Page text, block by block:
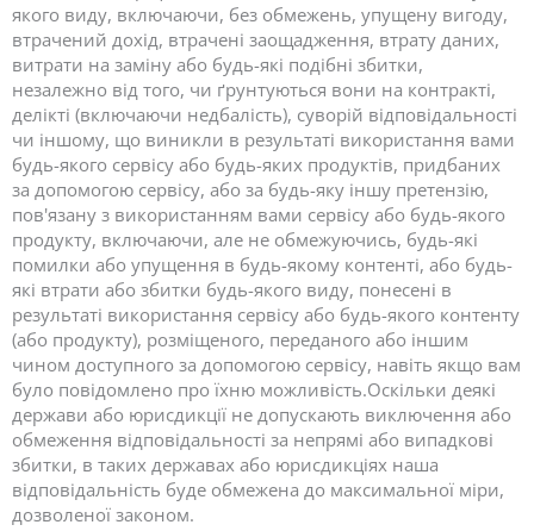
якого виду, включаючи, без обмежень, упущену вигоду,
втрачений дохід, втрачені заощадження, втрату даних,
витрати на заміну або будь-які подібні збитки,
незалежно від того, чи ґрунтуються вони на контракті,
делікті (включаючи недбалість), суворій відповідальності
чи іншому, що виникли в результаті використання вами
будь-якого сервісу або будь-яких продуктів, придбаних
за допомогою сервісу, або за будь-яку іншу претензію,
пов'язану з використанням вами сервісу або будь-якого
продукту, включаючи, але не обмежуючись, будь-які
помилки або упущення в будь-якому контенті, або будь-
які втрати або збитки будь-якого виду, понесені в
результаті використання сервісу або будь-якого контенту
(або продукту), розміщеного, переданого або іншим
чином доступного за допомогою сервісу, навіть якщо вам
було повідомлено про їхню можливість.Оскільки деякі
держави або юрисдикції не допускають виключення або
обмеження відповідальності за непрямі або випадкові
збитки, в таких державах або юрисдикціях наша
відповідальність буде обмежена до максимальної міри,
дозволеної законом.